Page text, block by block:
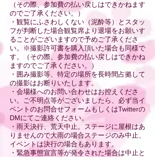
（その際、参加費の払い戻しはできかねます
のでご了承ください。）
・観覧にふさわしくない（泥酔等）とスタッ
フが判断した場合観覧席より退場をお願いす
ることがございますので予めご了承くださ
い。※撮影許可書を購入頂いた場合も同様で
す。（その際、参加費の払い戻しはできかね
ますのでご了承ください。）
・囲み撮影等、特定の場所を長時間占拠して
の撮影はお断りいたします。
・会場様へのお問い合わせはお控えくださ
い。ご不明点等がございましたら、必ず当イ
ベントのお問合せフォームもしくはTwitterの
DMにてご連絡ください。
​・雨天決行、荒天中止。ステージに屋根はあ
りませんので大雨の場合ステージのみ中止、
イベントは決行の場合もあります。
・緊急事態宣言等が発令された場合は中止と